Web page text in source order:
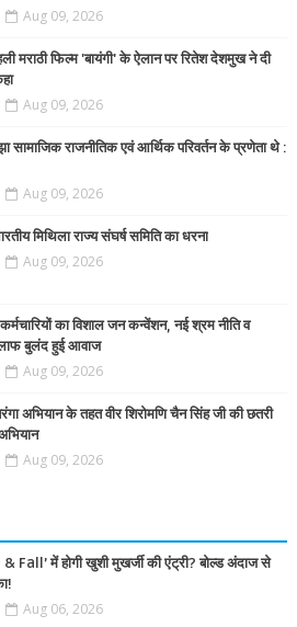
Aug 09, 2026
मराठी फिल्म 'बायंगी' के ऐलान पर रितेश देशमुख ने दी
Aug 09, 2026
सामाजिक राजनीतिक एवं आर्थिक परिवर्तन के प्रणेता थे :
Aug 09, 2026
मिथिला राज्य संघर्ष समिति का धरना
Aug 09, 2026
का विशाल जन कन्वेंशन, नई श्रम नीति व
बुलंद हुई आवाज
Aug 09, 2026
अभियान के तहत वीर शिरोमणि चैन सिंह जी की छतरी
Aug 09, 2026
Fall’ में होगी खुशी मुखर्जी की एंट्री? बोल्ड अंदाज से
Aug 06, 2026